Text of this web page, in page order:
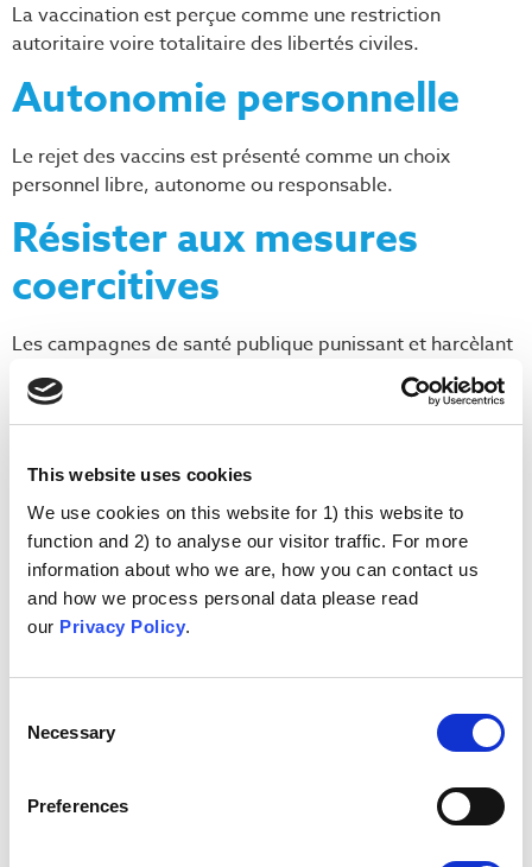
This website uses cookies
We use cookies on this website for 1) this website to
function and 2) to analyse our visitor traffic. For more
information about who we are, how you can contact us
and how we process personal data please read
our Privacy Policy.
Selection
Necessary
Preferences
La vaccination est perçue comme une restriction
autoritaire voire totalitaire des libertés civiles.
Autonomie personnelle
Le rejet des vaccins est présenté comme un choix
personnel libre, autonome ou responsable.
Résister aux mesures
coercitives
Les campagnes de santé publique punissant et harcèlant
la popualtion pour qu'elles se fassent vacciner.
Tout ou rien
Des attentes impossibles à satisfaire : nous ne devrions
rien accepter qui ne soit pas efficace à 100%.
Épistémologie
individualiste
Les gens sont des experts de leur corps et de leurs
ce qui est bon pour son enfant, l'intuition et l'instinct).
Supériorité épistémique